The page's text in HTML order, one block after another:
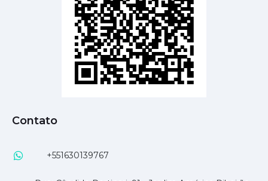
Contato
+551630139767